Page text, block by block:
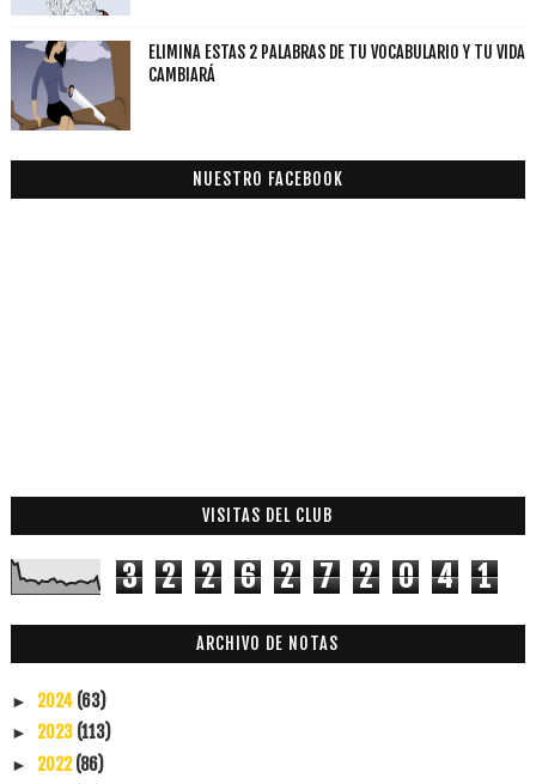
ELIMINA ESTAS 2 PALABRAS DE TU VOCABULARIO Y TU VIDA
CAMBIARÁ
NUESTRO FACEBOOK
VISITAS DEL CLUB
3 2 2 6 2 7 2 0 4 1
ARCHIVO DE NOTAS
► 2024 (63)
► 2023 (113)
► 2022(86)